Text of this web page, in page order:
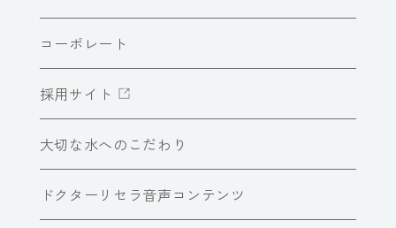
コーポレート
採用サイト
大切な水へのこだわり
ドクターリセラ音声コンテンツ